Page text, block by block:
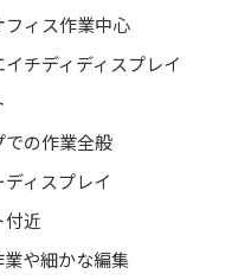
フィス作業中心
チディディスプレイ
での作業全般
ィスプレイ
付近
や細かな編集